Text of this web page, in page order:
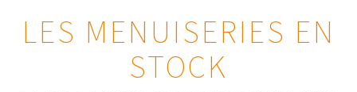
LES MENUISERIES EN
STOCK